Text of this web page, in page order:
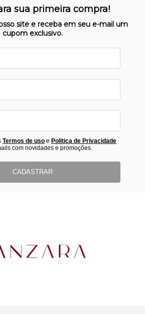
opera em ambiente
sua primeira compra!
site e receba em seu e-mail um
cupom exclusivo.
Termos de usoe Politica de Privacidade
com novidades e promoções.
CADASTRAR